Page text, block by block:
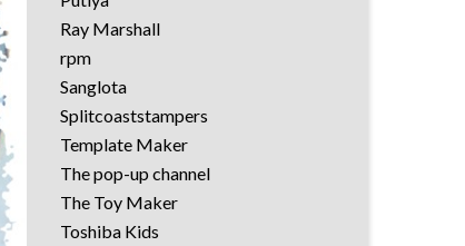
Ray Marshall
rpm
Sanglota
Splitcoaststampers
Template Maker
The pop-up channel
The Toy Maker
Toshiba Kids